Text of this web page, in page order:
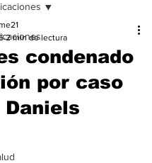
condenado
por caso
2 min de lectura